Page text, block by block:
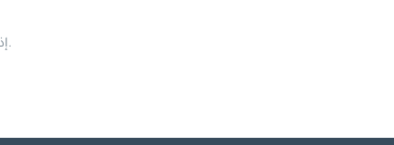
إذا كان لديكم أي أسئلة أو استفسارات بشأن سياسة الخصوصية لدينا، يُرجى التواصل معنا عبر [عنوان البريد الإلكتروني للاتصال].